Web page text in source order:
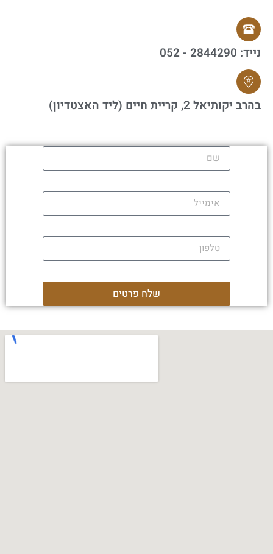
נייד: 2844290 - 052
בהרב יקותיאל 2, קריית חיים (ליד האצטדיון)
שלח פרטים